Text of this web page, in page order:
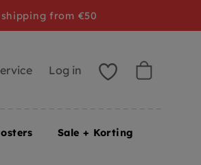
shipping from €50
Log in
Sale + Korting